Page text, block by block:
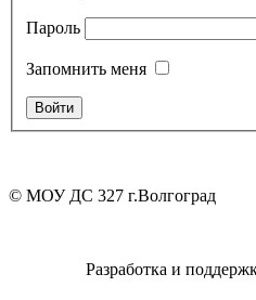
Пароль
Запомнить меня
© МОУ ДС 327 г.Волгоград
Разработка и